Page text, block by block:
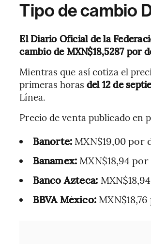
Tipo de cambio
El Diario Oficial de la
cambio de MXN$18,5287 por
Mientras que así cotiza el
primeras horas del 12 de
Línea.
Precio de venta publicado en
Banorte: MXN$19,00 por
Banamex: MXN$18,94
Banco Azteca:
BBVA México: